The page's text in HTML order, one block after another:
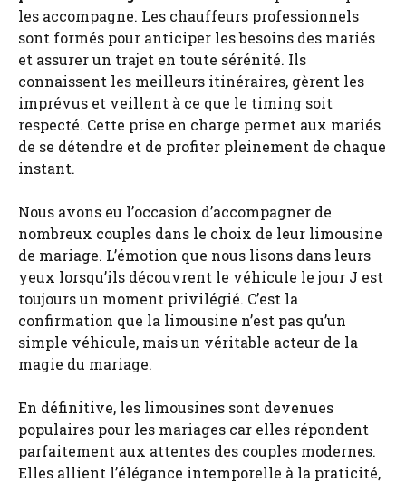
les accompagne. Les chauffeurs professionnels
sont formés pour anticiper les besoins des mariés
et assurer un trajet en toute sérénité. Ils
connaissent les meilleurs itinéraires, gèrent les
imprévus et veillent à ce que le timing soit
respecté. Cette prise en charge permet aux mariés
de se détendre et de profiter pleinement de chaque
instant.
Nous avons eu l’occasion d’accompagner de
nombreux couples dans le choix de leur limousine
de mariage. L’émotion que nous lisons dans leurs
yeux lorsqu’ils découvrent le véhicule le jour J est
toujours un moment privilégié. C’est la
confirmation que la limousine n’est pas qu’un
simple véhicule, mais un véritable acteur de la
magie du mariage.
En définitive, les limousines sont devenues
populaires pour les mariages car elles répondent
parfaitement aux attentes des couples modernes.
Elles allient l’élégance intemporelle à la praticité,